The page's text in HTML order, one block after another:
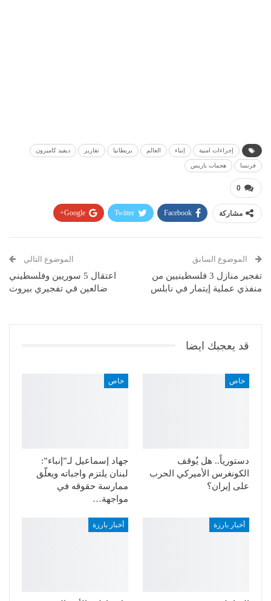
إجراءات امنية إنباء العالم بريطانيا تقارير ديفيد كاميرون
فرنسا هجمات باريس
0
مشاركة Facebook
Twitter
Google+
الموضوع السابق
تفجير منازل 3 فلسطينيين من
منفذي عملية إيتمار في نابلس
الموضوع التالي
اعتقال 5 سوريين وفلسطيني
ضالعين في تفجيري بيروت
قد يعجبك ايضا
خاص
دستورياً.. هل يُوقف
الكونغرس الأميركي الحرب
على إيران؟
خاص
جهاد إسماعيل لـ”إنباء”:
لبنان يلتزم واجباته ويعلّق
ممارسة حقوقه في
مواجهة…
أخبار بارزة أخبار بارزة